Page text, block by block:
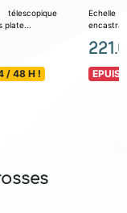
plate...
/ 48 H ! EPUISE